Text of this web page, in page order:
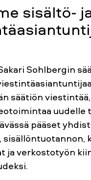
sisältö-
Sohlbergin
säätiön
uudelle
pääset
sisällöntuotannon,
ja verkostotyön